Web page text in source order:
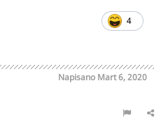
4
Napisano Mart 6, 2020